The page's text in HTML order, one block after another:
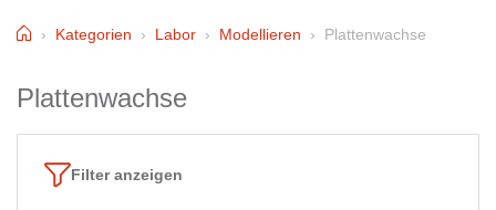
HomeKategorien Labor Modellieren Plattenwachse
Plattenwachse
Filter anzeigen